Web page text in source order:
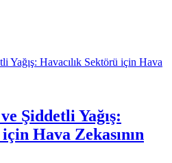
Şiddetli Yağış:
Hava Zekasının